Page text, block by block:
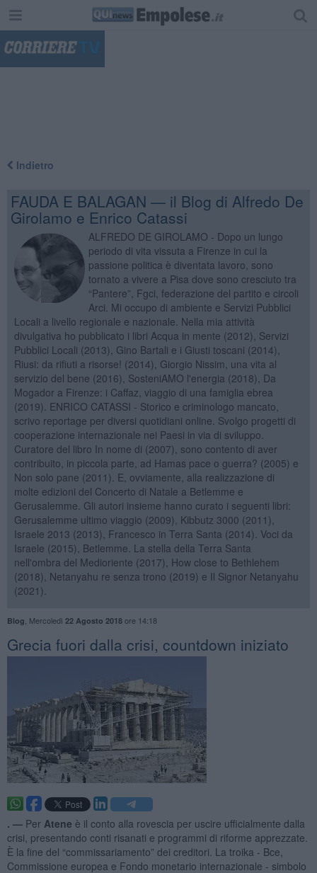
Indietro
FAUDA E BALAGAN — il Blog di Alfredo De
Girolamo e Enrico Catassi
ALFREDO DE GIROLAMO - Dopo un lungo
periodo di vita vissuta a Firenze in cui la
passione politica è diventata lavoro, sono
tornato a vivere a Pisa dove sono cresciuto tra
“Pantere”, Fgci, federazione del partito e circoli
Arci. Mi occupo di ambiente e Servizi Pubblici
Locali a livello regionale e nazionale. Nella mia attività
divulgativa ho pubblicato i libri Acqua in mente (2012), Servizi
Pubblici Locali (2013), Gino Bartali e i Giusti toscani (2014),
Riusi: da rifiuti a risorse! (2014), Giorgio Nissim, una vita al
servizio del bene (2016), SosteniAMO l'energia (2018), Da
Mogador a Firenze: i Caffaz, viaggio di una famiglia ebrea
(2019). ENRICO CATASSI - Storico e criminologo mancato,
scrivo reportage per diversi quotidiani online. Svolgo progetti di
cooperazione internazionale nei Paesi in via di sviluppo.
Curatore del libro In nome di (2007), sono contento di aver
contribuito, in piccola parte, ad Hamas pace o guerra? (2005) e
Non solo pane (2011). E, ovviamente, alla realizzazione di
molte edizioni del Concerto di Natale a Betlemme e
Gerusalemme. Gli autori insieme hanno curato i seguenti libri:
Gerusalemme ultimo viaggio (2009), Kibbutz 3000 (2011),
Israele 2013 (2013), Francesco in Terra Santa (2014). Voci da
Israele (2015), Betlemme. La stella della Terra Santa
nell'ombra del Medioriente (2017), How close to Bethlehem
(2018), Netanyahu re senza trono (2019) e Il Signor Netanyahu
(2021).
Blog Mercoledì 22 Agosto 2018ore 14:18
Grecia fuori dalla crisi, countdown iniziato
. — Per Atene è il conto alla rovescia per uscire ufficialmente dalla
crisi, presentando conti risanati e programmi di riforme apprezzate.
È la fine del “commissariamento” dei creditori. La troika - Bce,
Commissione europea e Fondo monetario internazionale - simbolo